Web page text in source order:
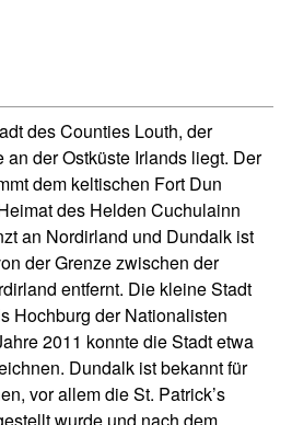
des Counties Louth, der
an der Ostküste Irlands liegt. Der
dem keltischen Fort Dun
des Helden Cuchulainn
an Nordirland und Dundalk ist
der Grenze zwischen der
entfernt. Die kleine Stadt
Hochburg der Nationalisten
2011 konnte die Stadt etwa
Dundalk ist bekannt für
vor allem die St. Patrick’s